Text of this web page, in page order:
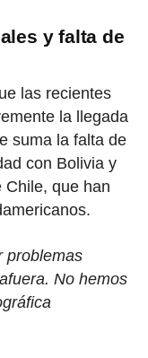
y falta de
las recientes
la llegada
suma la falta de
con Bolivia y
Chile, que han
problemas
No hemos